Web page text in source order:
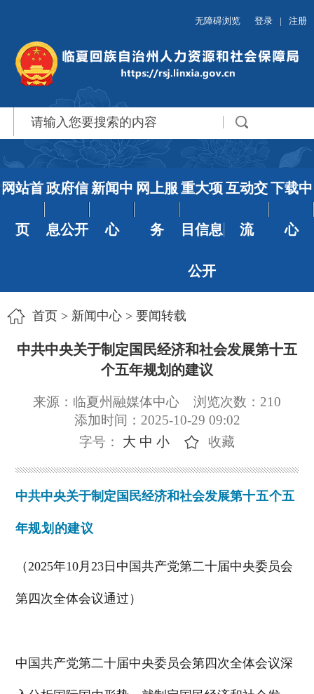
无障碍浏览 登录 | 注册
网站首
页
政府信
息公开
新闻中
心
网上服
务
重大项
目信息
公开
互动交
流
下载中
心
首页> 新闻中心> 要闻转载
中共中央关于制定国民经济和社会发展第十五
个五年规划的建议
来源：临夏州融媒体中心 浏览次数： 210
添加时间：2025-10-29 09:02
字号： 大 中 小 收藏
中共中央关于制定国民经济和社会发展第十五个五
年规划的建议
（2025年10月23日中国共产党第二十届中央委员会
第四次全体会议通过）
中国共产党第二十届中央委员会第四次全体会议深